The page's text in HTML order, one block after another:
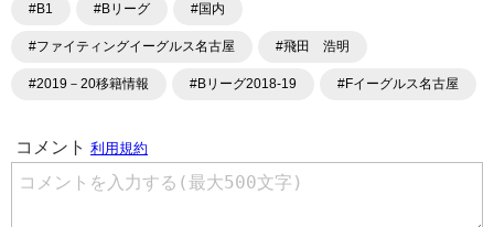
#B1 #Bリーグ #国内
#ファイティングイーグルス名古屋 #飛田 浩明
#2019－20移籍情報 #Bリーグ2018-19 #Fイーグルス名古屋